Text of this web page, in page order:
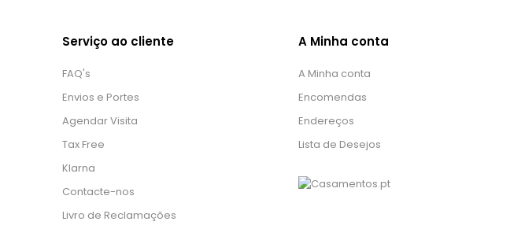
Serviço ao cliente
FAQ's
Envios e Portes
Agendar Visita
Tax Free
Klarna
Contacte-nos
Livro de Reclamações
A Minha conta
A Minha conta
Encomendas
Endereços
Lista de Desejos